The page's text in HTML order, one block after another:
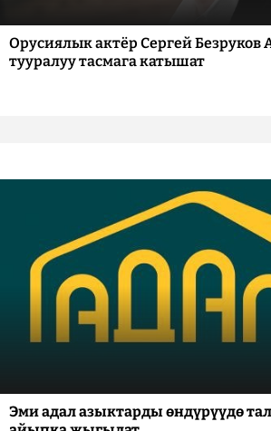
Орусиялык актёр Сергей Безруков
тууралуу тасмага катышат
Эми адал азыктарды өндүрүүдө